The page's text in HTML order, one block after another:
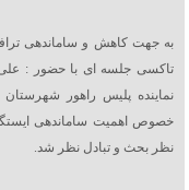
به جهت کاهش و ساماندهی
تاکسی جلسه ای با حضور :
نماینده پلیس راهور
خصوص اهمیت ساماندهی
نظر بحث و تبادل نظر شد.